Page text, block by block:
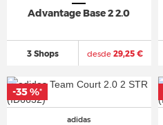
Advantage Base 2 2.0
3 Shops desde29,25 €
adidas
-35 %*